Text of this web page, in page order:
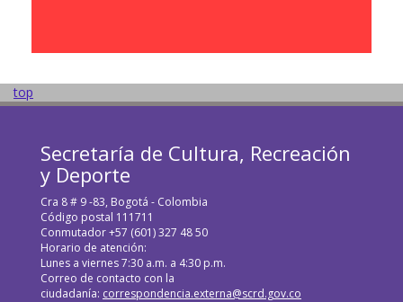
top
Secretaría de Cultura, Recreación
y Deporte
Cra 8 # 9 -83, Bogotá - Colombia
Código postal 111711
Conmutador +57 (601) 327 48 50
Horario de atención:
Lunes a viernes 7:30 a.m. a 4:30 p.m.
Correo de contacto con la
ciudadanía: correspondencia.externa@scrd.gov.co